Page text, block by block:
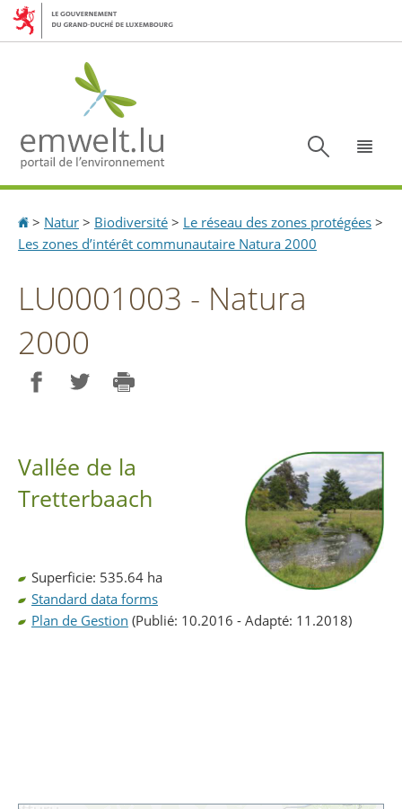
Aller
Aller
Accueil
> Natur > Biodiversité > Le réseau des zones protégées >
Les zones d’intérêt communautaire Natura 2000
LU0001003 - Natura
2000
Vallée de la
Tretterbaach
Superficie: 535.64 ha
Standard data forms
Plan de Gestion (Publié: 10.2016 - Adapté: 11.2018)